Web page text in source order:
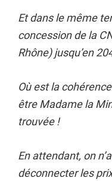
Et dans le même
concession de la
Rhône) jusqu’en
Où est la
être Madame la
trouvée !
En attendant, on
déconnecter les